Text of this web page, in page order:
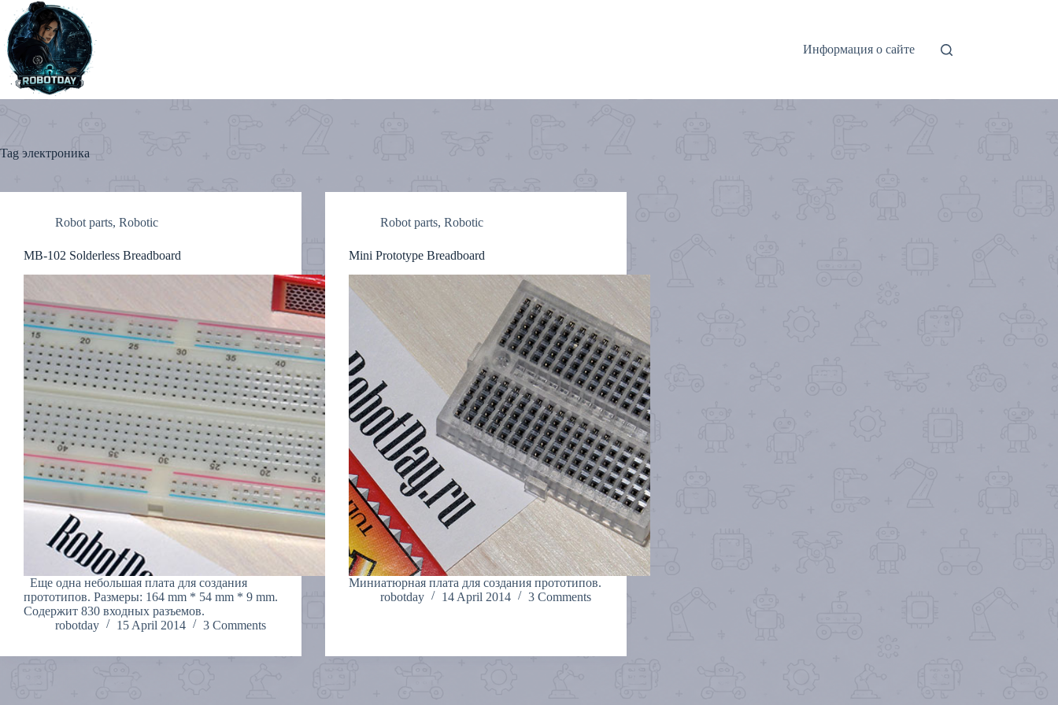
content
Информация о сайте
Tag электроника
Robot parts, Robotic
MB-102 Solderless Breadboard
Еще одна небольшая плата для создания
прототипов. Размеры: 164 mm * 54 mm * 9 mm.
Содержит 830 входных разъемов.
robotday
15 April 2014 3 Comments
Robot parts,Robotic
Mini Prototype Breadboard
Миниатюрная плата для создания прототипов.
robotday
14 April 2014 3 Comments